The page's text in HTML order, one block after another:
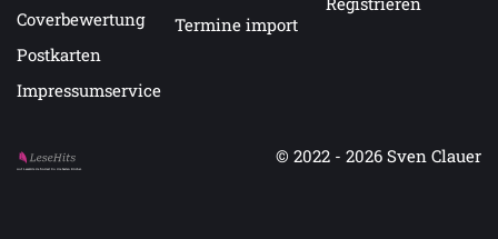
Coverbewertung
Postkarten
Impressumservice
Termine import
Auf LeseHits.de findest Du die besten Bücher.
© 2022 - 2026 Sven Clauer